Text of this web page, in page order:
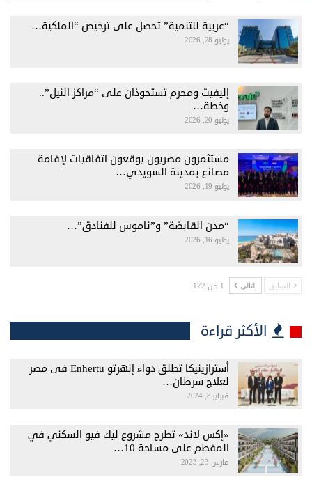
“عربية للتنمية” تحصل على ترخيص “الملكية…
يوليو 28, 2026
إليفيت ومحرم تستحوذان على “مراكز النيل”..
وخطة…
يوليو 20, 2026
مستثمرون مصريون يوقعون اتفاقيات لإقامة
مصانع بمدينة السويدي…
يوليو 19, 2026
“مدن القابضة” و”ناموس للفنادق”…
يوليو 16, 2026
السابق التالي 1 من 172
الأكثر قراءة
أسترازينيكا تطلق دواء إنهرتو Enhertu فى مصر
لعلاج سرطان…
فبراير 8, 2024
«إكس لاند» تطرح مشروع ليك فيو السكني في
المقطم على مساحة 10…
مارس 23, 2023